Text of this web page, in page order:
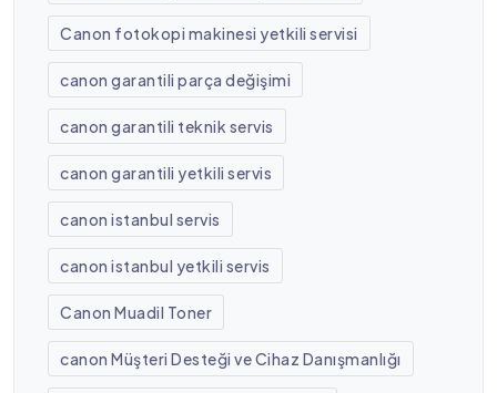
Canon fotokopi makinesi yetkili servisi
canon garantili parça değişimi
canon garantili teknik servis
canon garantili yetkili servis
canon istanbul servis
canon istanbul yetkili servis
Canon Muadil Toner
canon Müşteri Desteği ve Cihaz Danışmanlığı